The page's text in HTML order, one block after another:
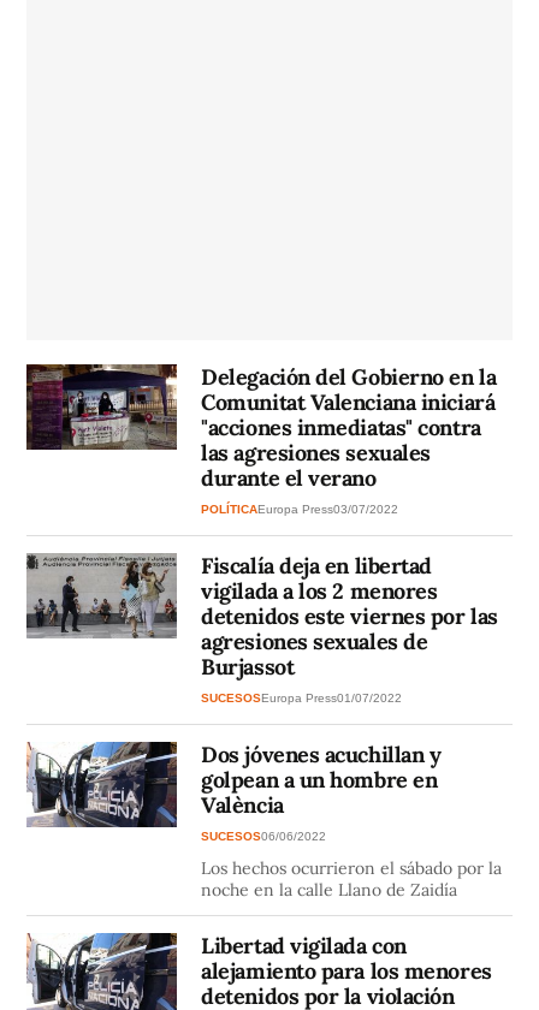
Delegación del Gobierno en la
Comunitat Valenciana iniciará
"acciones inmediatas" contra
las agresiones sexuales
durante el verano
POLÍTICAEuropa Press03/07/2022
Fiscalía deja en libertad
vigilada a los 2 menores
detenidos este viernes por las
agresiones sexuales de
Burjassot
SUCESOSEuropa Press01/07/2022
Dos jóvenes acuchillan y
golpean a un hombre en
València
SUCESOS06/06/2022
Los hechos ocurrieron el sábado por la
noche en la calle Llano de Zaidía
Libertad vigilada con
alejamiento para los menores
detenidos por la violación